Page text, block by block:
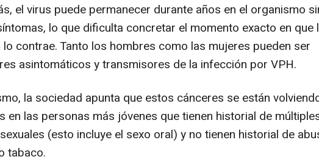
el virus puede permanecer durante años en el organismo
lo que dificulta concretar el momento exacto en que
contrae. Tanto los hombres como las mujeres pueden ser
asintomáticos y transmisores de la infección por VPH.
la sociedad apunta que estos cánceres se están
en las personas más jóvenes que tienen historial de
(esto incluye el sexo oral) y no tienen historial de
tabaco.